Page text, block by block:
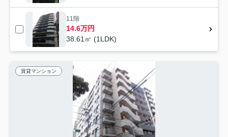
11階
14.6万円
38.61㎡ (1LDK)
賃貸マンション